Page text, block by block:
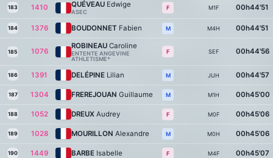
183 1410 QUÉVEAU Edwige
ASEC
F M1F 00h44'51
184 1376 BOUDONNET Fabien M M4H 00h44'51
185 1076
ROBINEAU Caroline
ENTENTE ANGEVINE
ATHLETISME*
F SEF 00h44'56
186 1391 DELÉPINE Lilian M JUH 00h44'57
187 1304 FREREJOUAN Guillaume M M1H 00h45'00
188 1052 DREUX Audrey F M0F 00h45'06
189 1028 MOURILLON Alexandre M M0H 00h45'06
190 1449 BARBE Isabelle F M4F 00h45'07